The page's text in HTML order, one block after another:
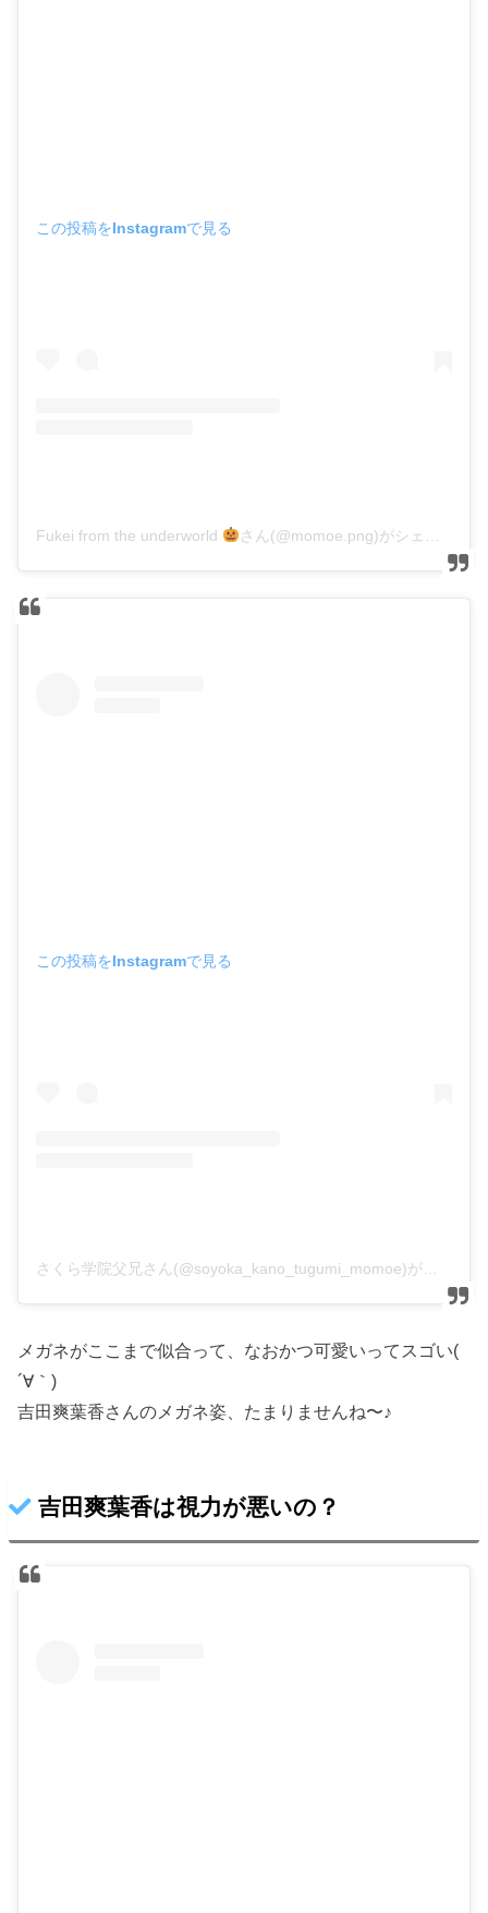
この投稿をInstagramで見る
Fukei from the underworld さん(@momoe.png)がシェアした投稿
この投稿をInstagramで見る
メガネがここまで似合って、なおかつ可愛いってスゴい(
´∀｀)
吉田爽葉香さんのメガネ姿、たまりませんね〜♪
吉田爽葉香は視力が悪いの？